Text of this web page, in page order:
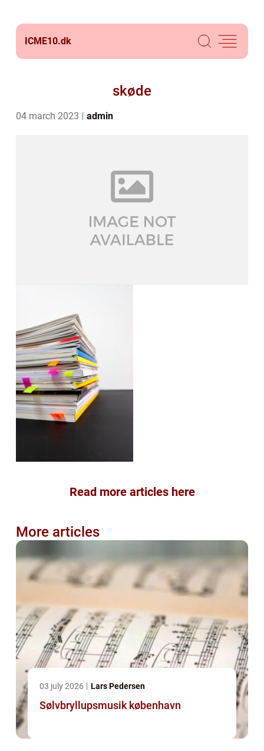
ICME10.dk
skøde
04 march 2023 admin
Read more articles here
More articles
03 july 2026 Lars Pedersen
Sølvbryllupsmusik københavn